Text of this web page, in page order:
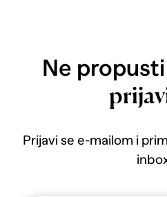
Ne
Prijavi se e-mailom i